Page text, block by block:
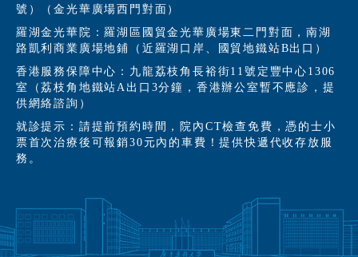
號）（金光華廣場西門對面）
羅湖金光華院：羅湖區國貿金光華廣場東二門對面，南湖
路凱利商業廣場地鋪（近羅湖口岸、國貿地鐵站B出口）
香港服務保障中心：九龍荔枝角長裕街11號定豐中心1306
室（荔枝角地鐵站A出口3分鐘，香港辦公室暫不應診，提
供網絡諮詢）
就診提示：請提前預約時間，院內CT檢查免費，憑的士小
票首次治療後可報銷30元內的車費！提供快遞代收存放服
務。